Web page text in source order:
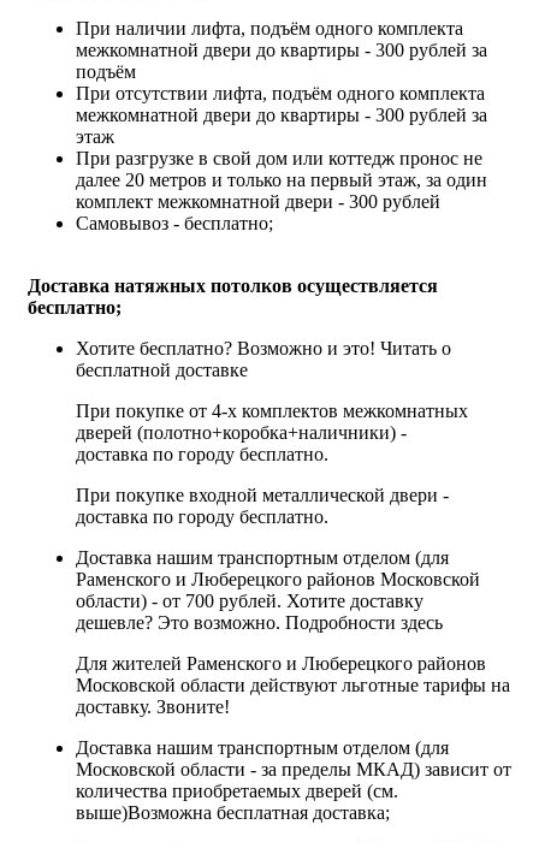
При наличии лифта, подъём одного комплекта
межкомнатной двери до квартиры - 300 рублей за
подъём
При отсутствии лифта, подъём одного комплекта
межкомнатной двери до квартиры - 300 рублей за
этаж
При разгрузке в свой дом или коттедж пронос не
далее 20 метров и только на первый этаж, за один
комплект межкомнатной двери - 300 рублей
Самовывоз - бесплатно;
Доставка натяжных потолков осуществляется
бесплатно;
Хотите бесплатно? Возможно и это! Читать о
бесплатной доставке
При покупке от 4-х комплектов межкомнатных
дверей (полотно+коробка+наличники) -
доставка по городу бесплатно.
При покупке входной металлической двери -
доставка по городу бесплатно.
Доставка нашим транспортным отделом (для
Раменского и Люберецкого районов Московской
области) - от 700 рублей. Хотите доставку
дешевле? Это возможно. Подробности здесь
Для жителей Раменского и Люберецкого районов
Московской области действуют льготные тарифы на
доставку. Звоните!
Доставка нашим транспортным отделом (для
Московской области - за пределы МКАД) зависит от
количества приобретаемых дверей (см.
выше)Возможна бесплатная доставка;